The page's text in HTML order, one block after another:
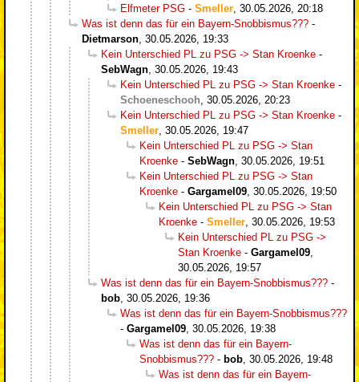
Elfmeter PSG - Smeller 30.05.2026, 20:18
Was ist denn das für ein Bayern-Snobbismus??? -
Dietmarson 30.05.2026, 19:33
Kein Unterschied PL zu PSG -> Stan Kroenke -
SebWagn 30.05.2026, 19:43
Kein Unterschied PL zu PSG -> Stan Kroenke -
Schoeneschooh 30.05.2026, 20:23
Kein Unterschied PL zu PSG -> Stan Kroenke -
Smeller 30.05.2026, 19:47
Kein Unterschied PL zu PSG -> Stan
Kroenke - SebWagn 30.05.2026, 19:51
Kein Unterschied PL zu PSG -> Stan
Kroenke - Gargamel09 30.05.2026, 19:50
Kein Unterschied PL zu PSG -> Stan
Kroenke - Smeller 30.05.2026, 19:53
Kein Unterschied PL zu PSG ->
Stan Kroenke - Gargamel09
30.05.2026, 19:57
Was ist denn das für ein Bayern-Snobbismus??? -
bob 30.05.2026, 19:36
Was ist denn das für ein Bayern-Snobbismus???
- Gargamel09 30.05.2026, 19:38
Was ist denn das für ein Bayern-
Snobbismus??? - bob 30.05.2026, 19:48
Was ist denn das für ein Bayern-